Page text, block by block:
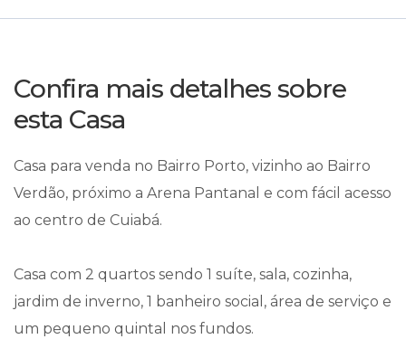
Confira mais detalhes sobre
esta Casa
Casa para venda no Bairro Porto, vizinho ao Bairro
Verdão, próximo a Arena Pantanal e com fácil acesso
ao centro de Cuiabá.
Casa com 2 quartos sendo 1 suíte, sala, cozinha,
jardim de inverno, 1 banheiro social, área de serviço e
um pequeno quintal nos fundos.